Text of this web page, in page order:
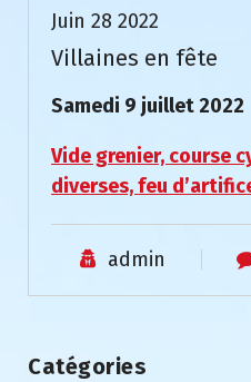
Juin 28 2022
Villaines en fête
Samedi 9 juillet 2022
Vide grenier, course
diverses, feu
admin
Catégories